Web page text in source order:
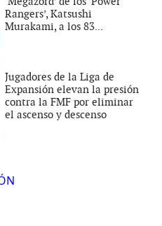
Rangers’, Katsushi
Murakami, a los 83...
Jugadores de la Liga de
Expansión elevan la presión
contra la FMF por eliminar
el ascenso y descenso